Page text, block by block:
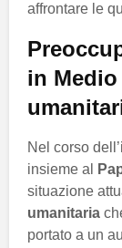
affrontare le
in
Nel corso
insieme al
situazione
umanitaria
portato a un